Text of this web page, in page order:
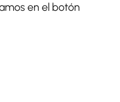
en el botón